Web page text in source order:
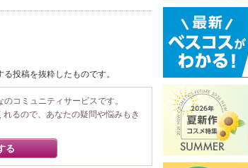
投稿を抜粋したものです。
コミュニティサービスです。
るので、あなたの疑問や悩みもき
る